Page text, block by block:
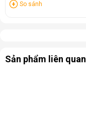
So sánh
Sản phẩm liên quan